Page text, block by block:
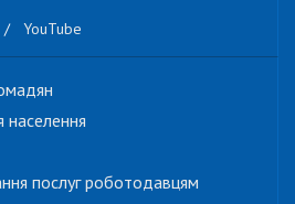
/ YouTube
населення
послуг роботодавцям